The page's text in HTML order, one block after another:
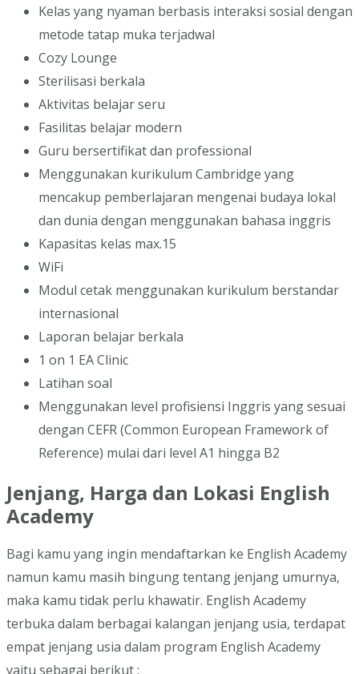
Kelas yang nyaman berbasis interaksi sosial dengan
metode tatap muka terjadwal
Cozy Lounge
Sterilisasi berkala
Aktivitas belajar seru
Fasilitas belajar modern
Guru bersertifikat dan professional
Menggunakan kurikulum Cambridge yang
mencakup pemberlajaran mengenai budaya lokal
dan dunia dengan menggunakan bahasa inggris
Kapasitas kelas max.15
WiFi
Modul cetak menggunakan kurikulum berstandar
internasional
Laporan belajar berkala
1 on 1 EA Clinic
Latihan soal
Menggunakan level profisiensi Inggris yang sesuai
dengan CEFR (Common European Framework of
Reference) mulai dari level A1 hingga B2
Jenjang, Harga dan Lokasi English
Academy
Bagi kamu yang ingin mendaftarkan ke English Academy
namun kamu masih bingung tentang jenjang umurnya,
maka kamu tidak perlu khawatir. English Academy
terbuka dalam berbagai kalangan jenjang usia, terdapat
empat jenjang usia dalam program English Academy
yaitu sebagai berikut :